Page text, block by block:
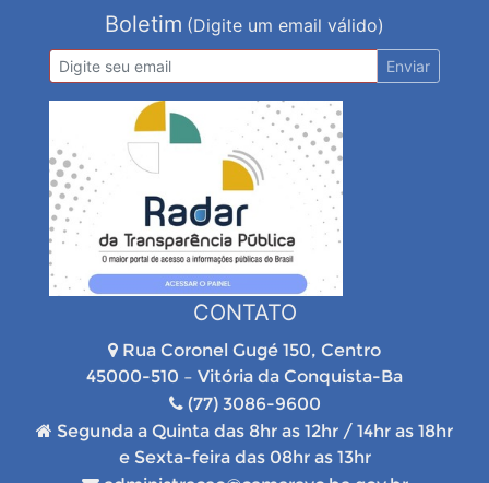
Boletim (Digite um email válido)
Enviar
CONTATO
Rua Coronel Gugé 150, Centro
45000-510 – Vitória da Conquista-Ba
(77) 3086-9600
Segunda a Quinta das 8hr as 12hr / 14hr as 18hr
e Sexta-feira das 08hr as 13hr